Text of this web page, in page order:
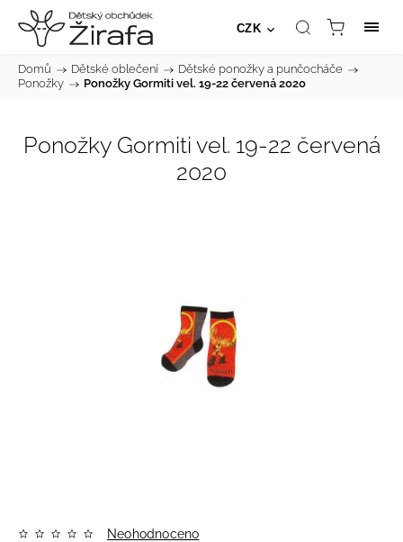
CZK
Domů / Dětské oblečení / Dětské ponožky a punčocháče /
Ponožky / Ponožky Gormiti vel. 19-22 červená 2020
Ponožky Gormiti vel. 19-22 červená
2020
Neohodnoceno